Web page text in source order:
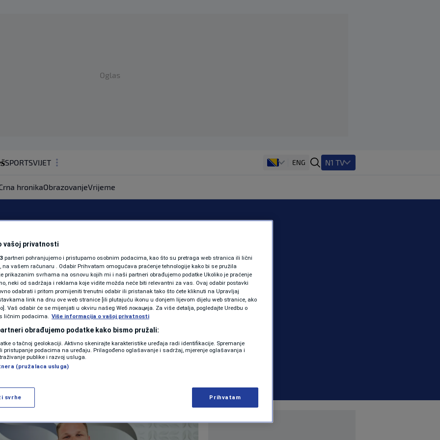
Oglas
SPORTSVIJET
ZDRAVLJE
SHOWBIZ
PODCAST
N1 SPECIJAL
FENOMENI
NEISTRAŽENO
VIRALNO
VIDEO
ENG N1 TV
hronikaObrazovanjeVrijeme
Crnadak napustio
šefica
VIJESTI 0 komentara
Više
vašoj privatnosti
partneri pohranjujemo i pristupamo osobnim podacima, kao što su pretraga web stranica ili lični
na vašem računaru . Odabir Prihvatam omogućava praćenje tehnologije kako bi se pružila
prikazanim svrhama na osnovu kojih mi i naši partneri obrađujemo podatke Ukoliko je praćenje
neki od sadržaja i reklama koje vidite možda neće biti relevantni za vas. Ovaj odabir postavki
odabrati i pritom promijeniti trenutni odabir ili pristanak tako što ćete kliknuti na Upravljaj
link na dnu ove web stranice [ili plutajuću ikonu u donjem lijevom dijelu web stranice, ako
Vaš odabir će se mijenjati u okviru našeg Wеб локација. Za više detalja, pogledajte Uredbu o
ličnim podacima. Više informacija o vašoj privatnosti
obrađujemo podatke kako bismo pružali:
o tačnoj geolokaciji. Aktivno skenirajte karakteristike uređaja radi identifikacije. Spremanje
pristupanje podacima na uređaju. Prilagođeno oglašavanje i sadržaj, mjerenje oglašavanja i
publike i razvoj usluga.
(pružalaca usluga)
svrhe Prihvatam